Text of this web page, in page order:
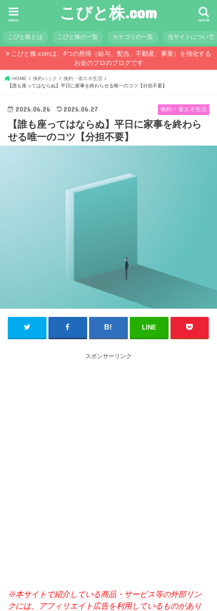
こびと株.com search
menu
こびと株とは こびと株の一覧 カテゴリの一覧 当サイトについて
こびと株.comは、4つの所得（給与、配当、不動産、事業）を強化する
お金のプロのブログです
HOME 倹約ハック
倹約・省エネ生活
【誰も座ってはならぬ】平日に家事を終わらせる唯一のコツ【分担不要】
倹約・省エネ生活
2026.06.26 2026.06.27
【誰も座ってはならぬ】平日に家事を終わら
せる唯一のコツ【分担不要】
LINE
スポンサーリンク
※本サイトで紹介している商品・サービス等の外部リン
クには、アフィリエイト広告を利用しているものがあり